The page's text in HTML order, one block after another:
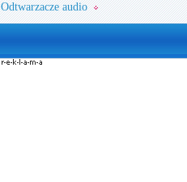
Odtwarzacze audio